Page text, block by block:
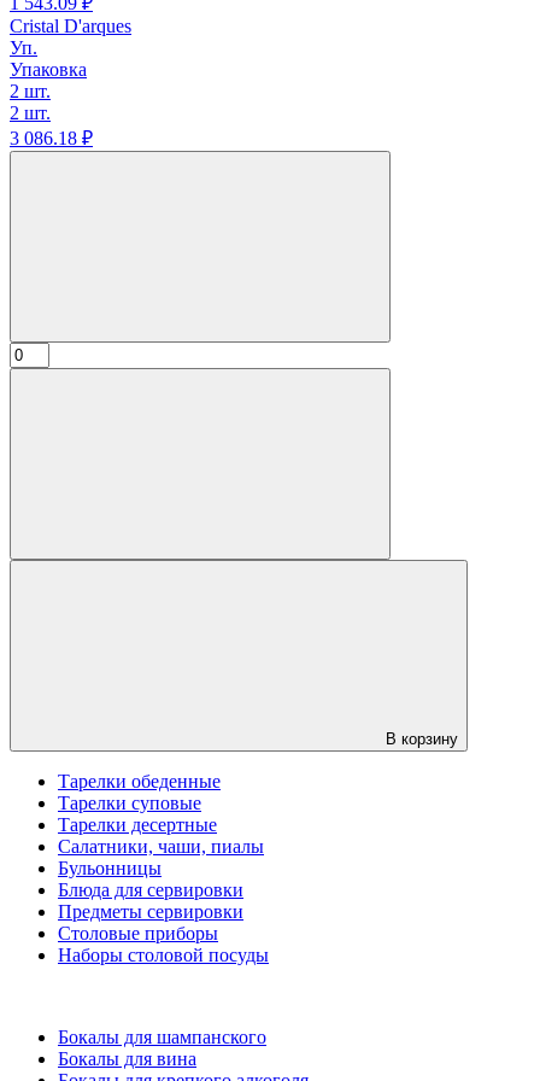
Cristal D'arques
Уп.
Упаковка
2 шт.
2 шт.
3 086.18 ₽
В корзину
Тарелки обеденные
Тарелки суповые
Тарелки десертные
Салатники, чаши, пиалы
Бульонницы
Блюда для сервировки
Предметы сервировки
Столовые приборы
Наборы столовой посуды
Бокалы для шампанского
Бокалы для вина